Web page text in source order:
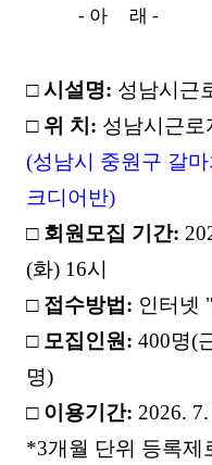
- 아 래 -
□시설명: 성남시근
□ 위 치 : 성남시근
(성남시 중원구 갈마
크디어반)
□ 회원모집 기간:
(화) 16시
□ 접수방법 : 인터넷 "
□ 모집인원 : 400명(
명)
□ 이용기간: 2026.
*3개월 단위 등록제